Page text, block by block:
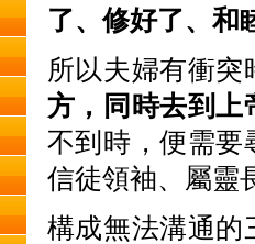
了、修好了、和
所以夫婦有衝
方，同時去到上
不到時，便需要
信徒領袖、屬靈
構成無法溝通的